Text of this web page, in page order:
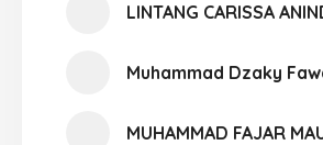
LINTANG CARISSA
Muhammad Dzaky
MUHAMMAD FAJAR